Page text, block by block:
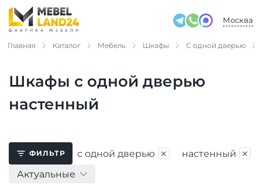
Москва
Главная Каталог Мебель Шкафы С одной дверью
Шкафы с одной дверью
настенный
ФИЛЬТР с одной дверью × настенный ×
Актуальные